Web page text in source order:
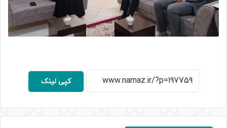
کپی لینک